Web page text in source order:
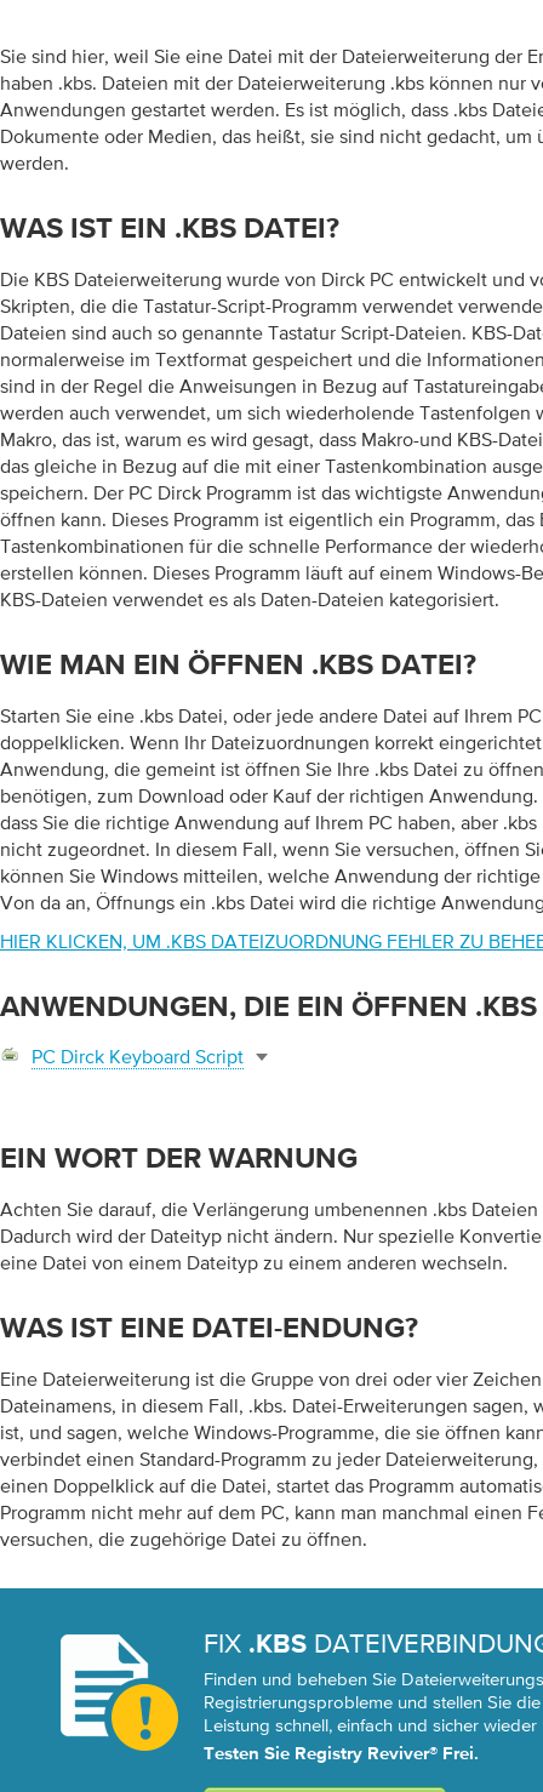
Sie sind hier, weil Sie eine Datei mit der Dateierweiterung der
haben .kbs. Dateien mit der Dateierweiterung .kbs können nur
Anwendungen gestartet werden. Es ist möglich, dass .kbs
Dokumente oder Medien, das heißt, sie sind nicht gedacht, um
werden.
WAS IST EIN .KBS DATEI?
Die KBS Dateierweiterung wurde von Dirck PC entwickelt und
Skripten, die die Tastatur-Script-Programm verwendet
Dateien sind auch so genannte Tastatur Script-Dateien. KBS-
normalerweise im Textformat gespeichert und die
sind in der Regel die Anweisungen in Bezug auf
werden auch verwendet, um sich wiederholende Tastenfolgen
Makro, das ist, warum es wird gesagt, dass Makro-und KBS-
das gleiche in Bezug auf die mit einer Tastenkombination
speichern. Der PC Dirck Programm ist das wichtigste
öffnen kann. Dieses Programm ist eigentlich ein Programm, das
Tastenkombinationen für die schnelle Performance der
erstellen können. Dieses Programm läuft auf einem Windows-
KBS-Dateien verwendet es als Daten-Dateien kategorisiert.
WIE MAN EIN ÖFFNEN .KBS DATEI?
Starten Sie eine .kbs Datei, oder jede andere Datei auf Ihrem
doppelklicken. Wenn Ihr Dateizuordnungen korrekt
Anwendung, die gemeint ist öffnen Sie Ihre .kbs Datei zu
benötigen, zum Download oder Kauf der richtigen Anwendung.
dass Sie die richtige Anwendung auf Ihrem PC haben, aber
nicht zugeordnet. In diesem Fall, wenn Sie versuchen, öffnen
können Sie Windows mitteilen, welche Anwendung der
Von da an, Öffnungs ein .kbs Datei wird die richtige
HIER KLICKEN, UM .KBS DATEIZUORDNUNG FEHLER ZU
ANWENDUNGEN, DIE EIN ÖFFNEN
PC Dirck Keyboard Script
EIN WORT DER WARNUNG
Achten Sie darauf, die Verlängerung umbenennen .kbs
Dadurch wird der Dateityp nicht ändern. Nur spezielle
eine Datei von einem Dateityp zu einem anderen wechseln.
WAS IST EINE DATEI-ENDUNG?
Eine Dateierweiterung ist die Gruppe von drei oder vier
Dateinamens, in diesem Fall, .kbs. Datei-Erweiterungen sagen,
ist, und sagen, welche Windows-Programme, die sie öffnen
verbindet einen Standard-Programm zu jeder Dateierweiterung,
einen Doppelklick auf die Datei, startet das Programm
Programm nicht mehr auf dem PC, kann man manchmal einen
versuchen, die zugehörige Datei zu öffnen.
FIX .KBS
Finden und beheben Sie
Registrierungsprobleme und stellen Sie
Leistung schnell, einfach und sicher wieder
Testen Sie Registry Reviver® Frei.